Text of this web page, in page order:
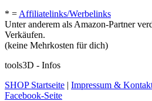
* = Affiliatelinks/Werbelinks
Unter anderem als Amazon-Partner
Verkäufen.
(keine Mehrkosten für dich)
tools3D - Infos
SHOP Startseite | Impressum &
Facebook-Seite